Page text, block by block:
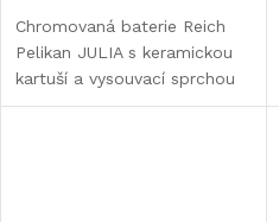
Chromovaná baterie Reich
Pelikan JULIA s keramickou
kartuší a vysouvací sprchou
60 cm. Vhodná pro UniQuick